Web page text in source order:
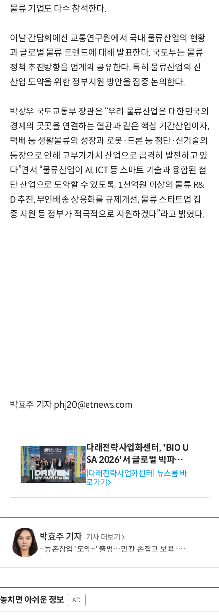
물류 기업도 다수 참석한다.
이날 간담회에선 교통연구원에서 국내 물류산업의 현황
과 글로벌 물류 트렌드에 대해 발표한다. 국토부는 물류
정책 추진방향을 업계와 공유한다. 특히 물류산업의 신
산업 도약을 위한 정부지원 방안을 집중 논의한다.
박상우 국토교통부 장관은 “우리 물류산업은 대한민국의
경제의 곳곳을 연결하는 혈관과 같은 핵심 기간산업이자,
택배 등 생활물류의 성장과 로봇·드론 등 첨단·신기술의
등장으로 인해 고부가가치 산업으로 급격히 발전하고 있
다”면서 “물류산업이 AI, ICT 등 스마트 기술과 융합된 첨
단 산업으로 도약할 수 있도록, 1천억원 이상의 물류 R&
D 추진, 무인배송 상용화를 규제개선, 물류 스타트업 집
중 지원 등 정부가 적극적으로 지원하겠다”라고 밝혔다.
박효주 기자 phj20@etnews.com
다래전략사업화센터, 'BIO U
SA 2026'서 글로벌 빅파마
와의 비즈니스 미팅 지원…K
-바이오 해외 진출 교두보 확
보
[다래전략사업화센터] 뉴스룸 바
로가기>
박효주 기자 기사 더보기
농촌창업 '도약+' 출범…민관 손잡고 보육·판로 지원
놓치면 아쉬운 정보 AD